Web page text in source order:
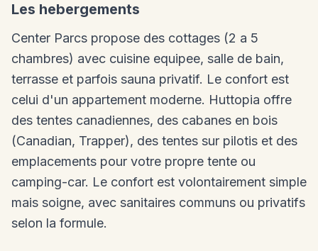
Les hebergements
Center Parcs propose des cottages (2 a 5
chambres) avec cuisine equipee, salle de bain,
terrasse et parfois sauna privatif. Le confort est
celui d'un appartement moderne. Huttopia offre
des tentes canadiennes, des cabanes en bois
(Canadian, Trapper), des tentes sur pilotis et des
emplacements pour votre propre tente ou
camping-car. Le confort est volontairement simple
mais soigne, avec sanitaires communs ou privatifs
selon la formule.